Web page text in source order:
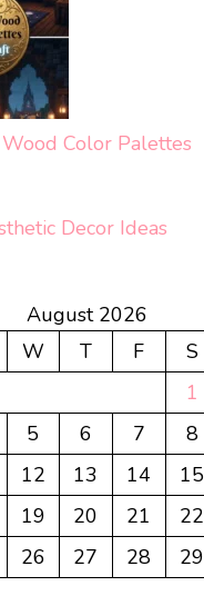
Color Palettes
Decor Ideas
August 2026
W T F S
1
5 6 7 8
12 13 14 15
19 20 21 22
26 27 28 29